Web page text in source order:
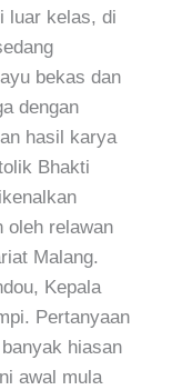
luar kelas, di
bekas dan
dengan
hasil karya
Bhakti
oleh relawan
Malang.
Kepala
Pertanyaan
hiasan
awal mula